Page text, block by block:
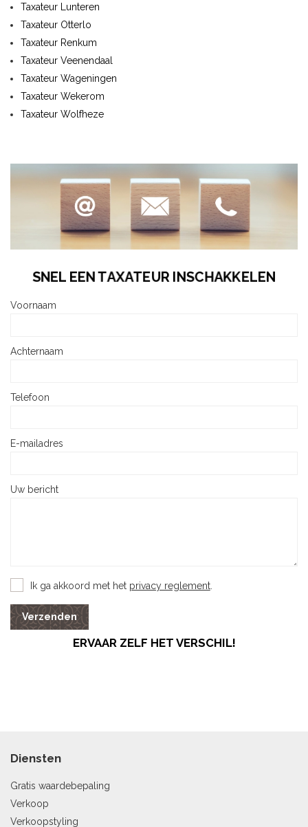
Taxateur Lunteren
Taxateur Otterlo
Taxateur Renkum
Taxateur Veenendaal
Taxateur Wageningen
Taxateur Wekerom
Taxateur Wolfheze
SNEL EEN TAXATEUR INSCHAKKELEN
Voornaam
Achternaam
Telefoon
E-mailadres
Uw bericht
Ik ga akkoord met het privacy reglement.
Verzenden
ERVAAR ZELF HET VERSCHIL!
Diensten
Gratis waardebepaling
Verkoop
Verkoopstyling